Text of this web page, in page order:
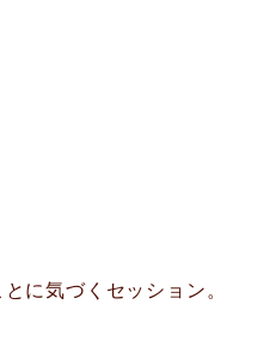
に気づくセッション。